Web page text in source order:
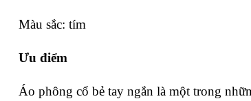
Màu sắc: tím
Ưu điểm
Áo phông cổ bẻ tay ngắn là một trong